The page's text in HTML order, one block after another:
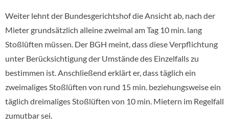
Weiter lehnt der Bundesgerichtshof die Ansicht ab, nach der
Mieter grundsätzlich alleine zweimal am Tag 10 min. lang
Stoßlüften müssen. Der BGH meint, dass diese Verpflichtung
unter Berücksichtigung der Umstände des Einzelfalls zu
bestimmen ist. Anschließend erklärt er, dass täglich ein
zweimaliges Stoßlüften von rund 15 min. beziehungsweise ein
täglich dreimaliges Stoßlüften von 10 min. Mietern im Regelfall
zumutbar sei.